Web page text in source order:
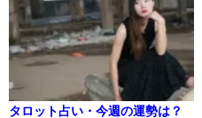
タロット占い・今週の運勢は？